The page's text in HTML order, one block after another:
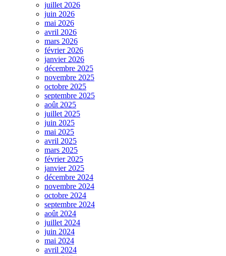
juillet 2026
juin 2026
mai 2026
avril 2026
mars 2026
février 2026
janvier 2026
décembre 2025
novembre 2025
octobre 2025
septembre 2025
août 2025
juillet 2025
juin 2025
mai 2025
avril 2025
mars 2025
février 2025
janvier 2025
décembre 2024
novembre 2024
octobre 2024
septembre 2024
août 2024
juillet 2024
juin 2024
mai 2024
avril 2024